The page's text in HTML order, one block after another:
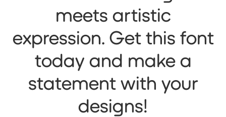
meets artistic
expression. Get this font
today and make a
statement with your
designs!